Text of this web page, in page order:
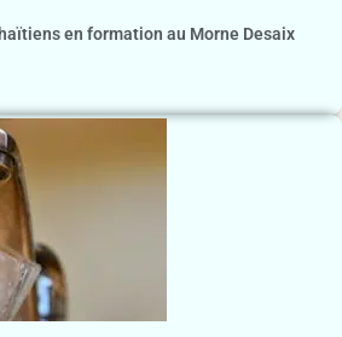
en formation au Morne Desaix